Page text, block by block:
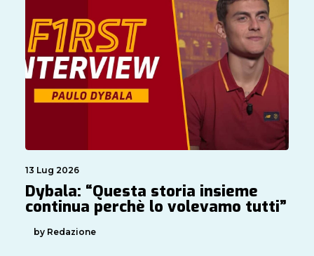
13 Lug 2026
Dybala: “Questa storia insieme
continua perchè lo volevamo tutti”
by Redazione